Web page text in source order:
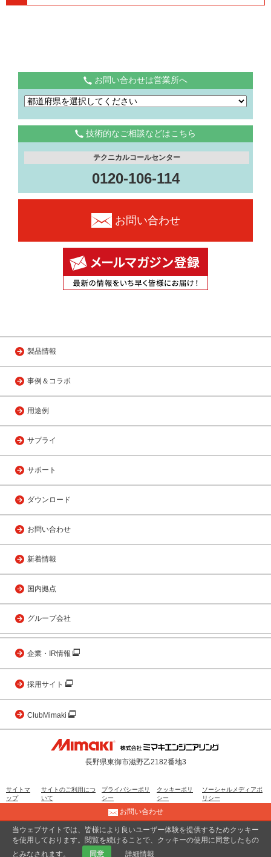
お問い合わせは営業所へ
技術的なご相談などはこちら
テクニカルコールセンター
0120-106-114
お問い合わせ
製品情報
事例＆コラボ
用途例
サプライ
サポート
ダウンロード
お問い合わせ
新着情報
国内拠点
グループ会社
企業・IR情報
採用サイト
ClubMimaki
長野県東御市滋野乙2182番地3
サイトマ
ップ
サイトのご利用につ
いて
プライバシーポリ
シー
クッキーポリ
シー
ソーシャルメディアポ
リシー
© 2001 MIMAKI ENGINEERING CO., LTD.
お問い合わせ
当ウェブサイトでは、皆様により良いユーザー体験を提供するためクッキー
を使用しております。閲覧を続けることで、クッキーの使用に同意したもの
とみなされます。
同意 詳細情報